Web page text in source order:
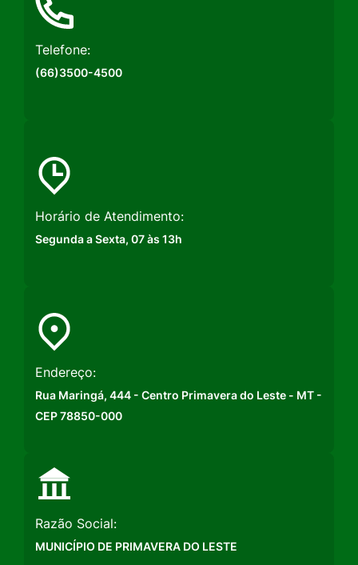
Telefone:
(66)3500-4500
Horário de Atendimento:
Segunda a Sexta, 07 às 13h
Endereço:
Rua Maringá, 444 - Centro Primavera do Leste - MT -
CEP 78850-000
Razão Social:
MUNICÍPIO DE PRIMAVERA DO LESTE